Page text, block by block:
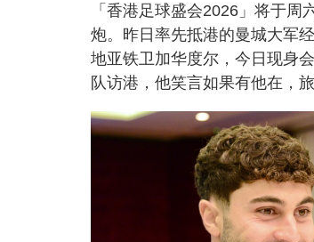
「香港足球盛会2026」将于
炮。昨日率先抵港的曼城大军
地亚铁卫加华度尔，今日现身
队访港，他笑言如果有他在，